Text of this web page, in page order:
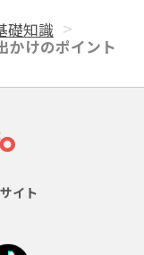
礎知識
かけのポイント
イト